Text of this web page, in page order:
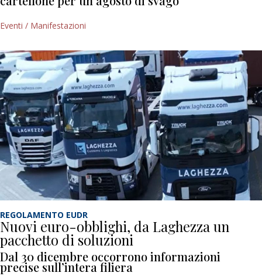
Eventi / Manifestazioni
REGOLAMENTO EUDR
Nuovi euro-obblighi, da Laghezza un
pacchetto di soluzioni
Dal 30 dicembre occorrono informazioni
precise sull’intera filiera